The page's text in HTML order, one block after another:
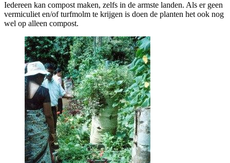
Iedereen kan compost maken, zelfs in de armste landen. Als er geen
vermiculiet en/of turfmolm te krijgen is doen de planten het ook nog
wel op alleen compost.